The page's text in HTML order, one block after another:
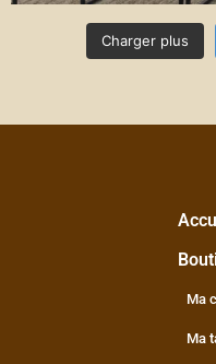
Charger plus
Ma
Ma